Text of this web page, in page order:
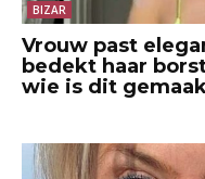
BIZAR
Vrouw past
bedekt haar
wie is dit